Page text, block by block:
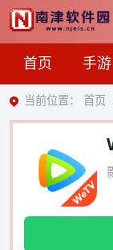
首页 手游
当前位置： 首页